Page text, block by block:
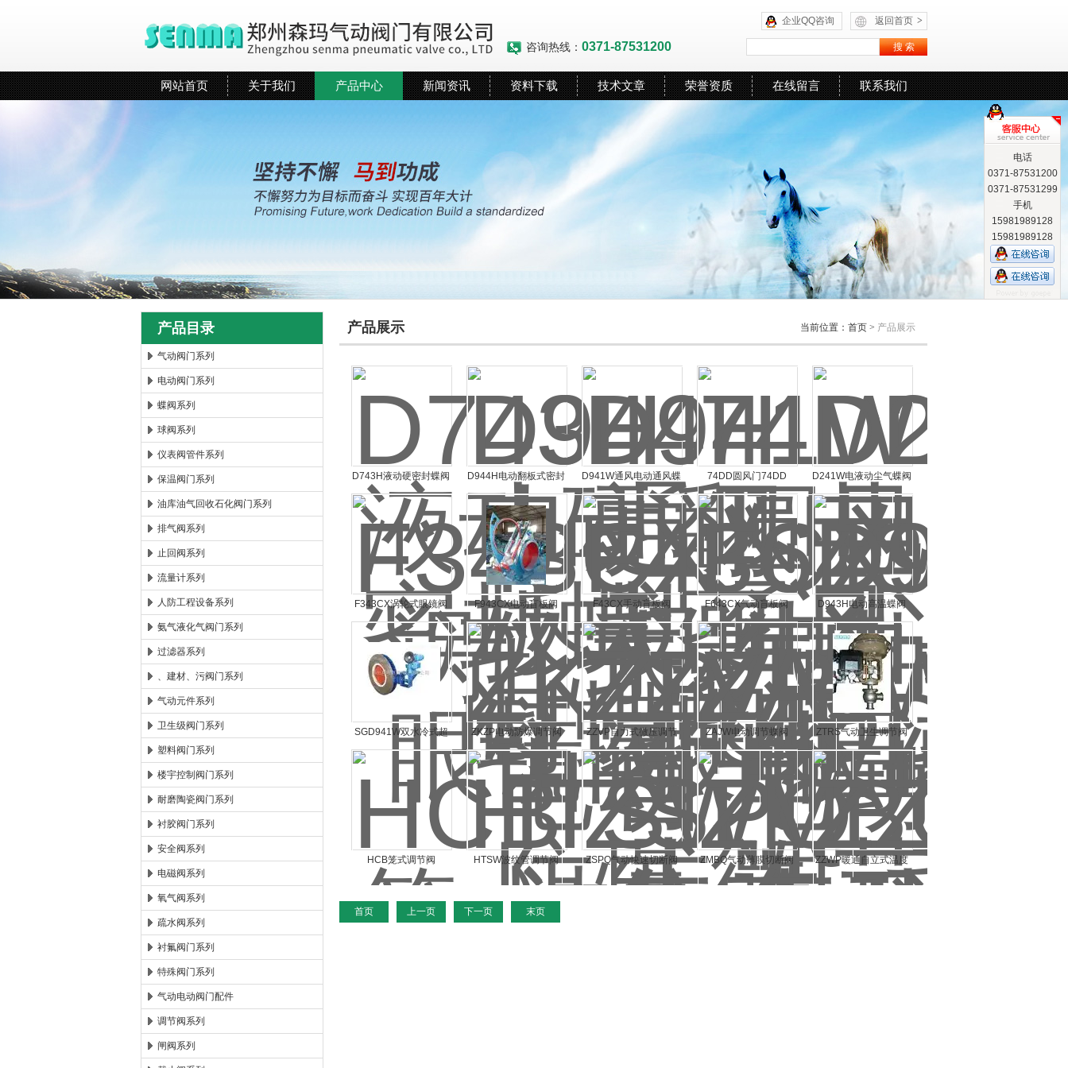
郑州森玛自控阀门有限公司
返回首页 >
企业QQ咨询
咨询热线： 0371-87531200
网站首页 关于我们 产品中心 新闻资讯 资料下载 技术文章 荣誉资质 在线留言 联系我们
产品目录
气动阀门系列
电动阀门系列
蝶阀系列
球阀系列
仪表阀管件系列
保温阀门系列
油库油气回收石化阀门系列
排气阀系列
止回阀系列
流量计系列
人防工程设备系列
氨气液化气阀门系列
过滤器系列
、建材、污阀门系列
气动元件系列
卫生级阀门系列
塑料阀门系列
楼宇控制阀门系列
耐磨陶瓷阀门系列
衬胶阀门系列
安全阀系列
电磁阀系列
氧气阀系列
疏水阀系列
衬氟阀门系列
特殊阀门系列
气动电动阀门配件
调节阀系列
闸阀系列
产品展示 当前位置： 首页 > 产品展示
D743H液动硬密封蝶阀
D944H电动翻板式密封
蝶阀
D941W通风电动通风蝶
阀
74DD圆风门74DD D241W电液动尘气蝶阀
F343CX涡轮式眼镜阀 F943CX电动盲板阀 F43CX手动盲板阀 F643CX气动盲板阀 D943H电动高温蝶阀
SGD941W双水冷式超
高温蝶阀
ZKZP电动防爆调节阀
ZZVP自力式微压调节
阀
ZAJW电动调节蝶阀 ZTRS气动卫生调节阀
HCB笼式调节阀 HTSW波纹管调节阀 ZSPQ气动快速切断阀 ZMBQ气动薄膜切断阀
ZZWP暖通自立式温度
调节阀
首页 上一页 下一页 末页
电话
0371-87531200
0371-87531299
手机
15981989128
15981989128